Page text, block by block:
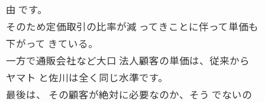
由 です。
そのため定価取引の比率が減 ってきことに伴って単価も
下がって きている。
一方で通販会社など大口 法人顧客の単価は、従来から
ヤマト と佐川は全く同じ水準です。
最後は、 その顧客が絶対に必要なのか、そう でないの